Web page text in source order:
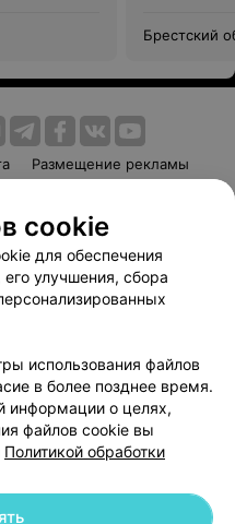
Брестский
Размещение рекламы
Способы оплаты
Партнеры
103.by
данных
cookie
для обеспечения
его улучшения, сбора
использования файлов
в более позднее время.
информации о целях,
файлов cookie вы
Политикой обработки